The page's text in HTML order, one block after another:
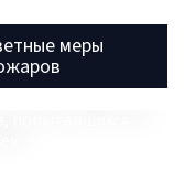
меры